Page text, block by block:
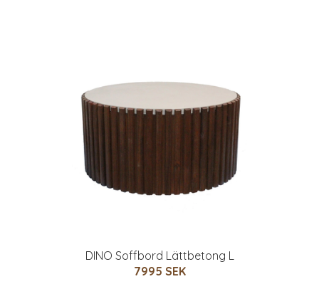
DINO Soffbord Lättbetong L
7995 SEK